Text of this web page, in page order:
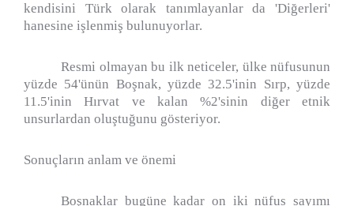
kendisini Türk olarak tanımlayanlar da 'Diğerleri'
hanesine işlenmiş bulunuyorlar.
Resmi olmayan bu ilk neticeler, ülke nüfusunun
yüzde 54'ünün Boşnak, yüzde 32.5'inin Sırp, yüzde
11.5'inin Hırvat ve kalan %2'sinin diğer etnik
unsurlardan oluştuğunu gösteriyor.
Sonuçların anlam ve önemi
Boşnaklar bugüne kadar on iki nüfus sayımı